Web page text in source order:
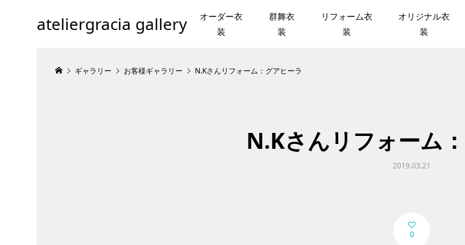
ateliergracia gallery
オーダー衣
装
群舞衣
装
リフォーム衣
装
オリジナル衣
装
ギャラリー お客様ギャラリー N.Kさんリフォーム：グアヒーラ
N.Kさんリフォーム
2019.03.21
0